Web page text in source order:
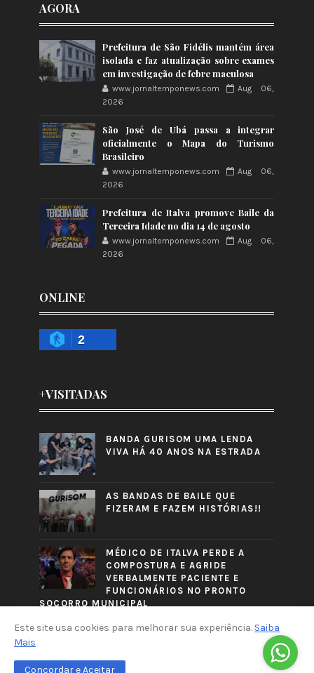
AGORA
Prefeitura de São Fidélis mantém área
isolada e faz atualização sobre exames
em investigação de febre maculosa
www.jornaltemponews.com
Aug 06,
2026
São José de Ubá passa a integrar
oficialmente o Mapa do Turismo
Brasileiro
www.jornaltemponews.com
Aug 06,
2026
Prefeitura de Italva promove Baile da
Terceira Idade no dia 14 de agosto
www.jornaltemponews.com
Aug 06,
2026
ONLINE
2
+VISITADAS
BANDA GURISOM UMA LENDA
VIVA HÁ 40 ANOS NA ESTRADA
AS BANDAS DE BAILE QUE
FIZERAM E FAZEM HISTÓRIAS!!
MÉDICO DE ITALVA PERDE A
COMPOSTURA E AGRIDE
VERBALMENTE PACIENTE E
FUNCIONÁRIOS NO PRONTO
SOCORRO MUNICIPAL
Este site usa cookies para melhorar sua experiência. Saiba
Mais
Concordar e Aceitar